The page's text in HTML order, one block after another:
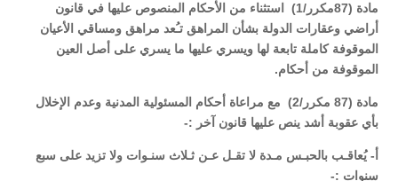
مادة (87مكرر/1) استثناء من الأحكام المنصوص عليها في قانون
أراضي وعقارات الدولة بشأن المراهق تـُعد مراهق ومساقي الأعيان
الموقوفة كاملة تابعة لها ويسري عليها ما يسري على أصل العين
الموقوفة من أحكام.
مادة (87 مكرر/2) مع مراعاة أحكام المسئولية المدنية وعدم الإخلال
بأي عقوبة أشد ينص عليها قانون آخر :-
أ- يُعاقـب بالحبـس مـدة لا تقـل عـن ثـلاث سنـوات ولا تزيد على سبع
سنوات :-